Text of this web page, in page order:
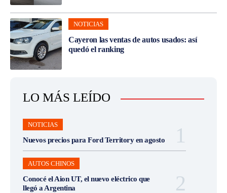
NOTICIAS
Cayeron las ventas de autos usados: así
quedó el ranking
LO MÁS LEÍDO
NOTICIAS
Nuevos precios para Ford Territory en agosto
AUTOS CHINOS
Conocé el Aion UT, el nuevo eléctrico que
llegó a Argentina